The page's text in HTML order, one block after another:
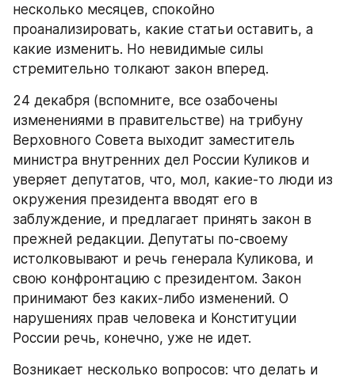
несколько месяцев, спокойно
проанализировать, какие статьи оставить, а
какие изменить. Но невидимые силы
стремительно толкают закон вперед.
24 декабря (вспомните, все озабочены
изменениями в правительстве) на трибуну
Верховного Совета выходит заместитель
министра внутренних дел России Куликов и
уверяет депутатов, что, мол, какие-то люди из
окружения президента вводят его в
заблуждение, и предлагает принять закон в
прежней редакции. Депутаты по-своему
истолковывают и речь генерала Куликова, и
свою конфронтацию с президентом. Закон
принимают без каких-либо изменений. О
нарушениях прав человека и Конституции
России речь, конечно, уже не идет.
Возникает несколько вопросов: что делать и